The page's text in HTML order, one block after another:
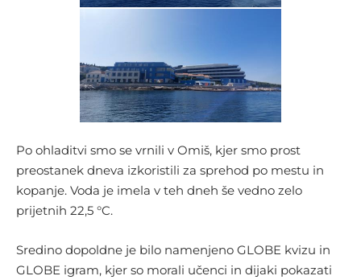
Po ohladitvi smo se vrnili v Omiš, kjer smo prost
preostanek dneva izkoristili za sprehod po mestu in
kopanje. Voda je imela v teh dneh še vedno zelo
prijetnih 22,5 °C.
Sredino dopoldne je bilo namenjeno GLOBE kvizu in
GLOBE igram, kjer so morali učenci in dijaki pokazati